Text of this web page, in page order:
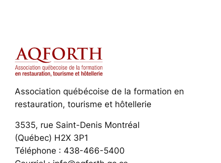
Association québécoise de la formation en
restauration, tourisme et hôtellerie
3535, rue Saint-Denis Montréal
(Québec) H2X 3P1
Téléphone : 438-466-5400